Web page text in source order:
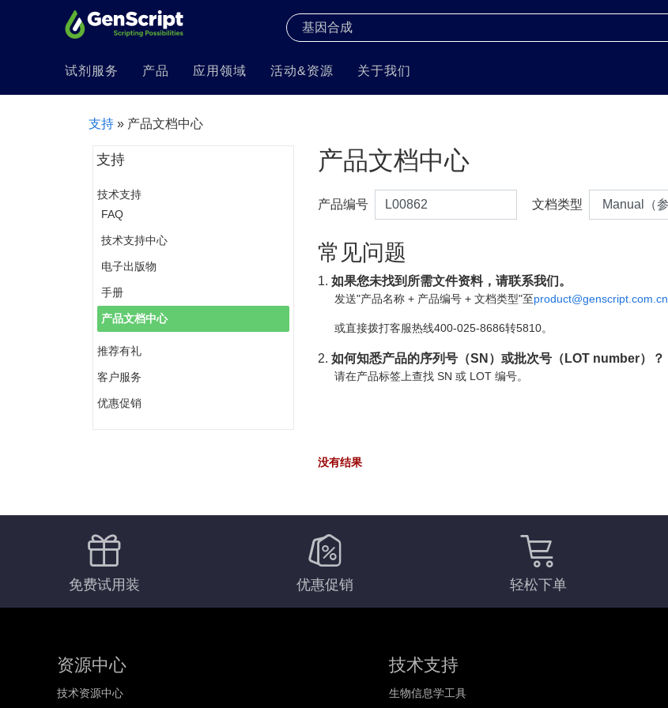
试剂服务 产品 应用领域 活动&资源 关于我们
支持 » 产品文档中心
支持
技术支持
FAQ
技术支持中心
电子出版物
手册
产品文档中心
推荐有礼
客户服务
优惠促销
产品文档中心
产品编号 文档类型
常见问题
1. 如果您未找到所需文件资料，请联系我们。
发送"产品名称 + 产品编号 + 文档类型"至product@genscript.com.cn
或直接拨打客服热线400-025-8686转5810。
2. 如何知悉产品的序列号（SN）或批次号（LOT number）？
请在产品标签上查找 SN 或 LOT 编号。
没有结果
免费试用装 优惠促销 轻松下单
资源中心
技术资源中心
技术支持
生物信息学工具